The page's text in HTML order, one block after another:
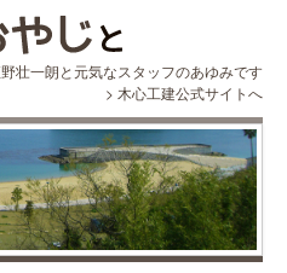
壮一朗と元気なスタッフのあゆみです
> 木心工建公式サイトへ